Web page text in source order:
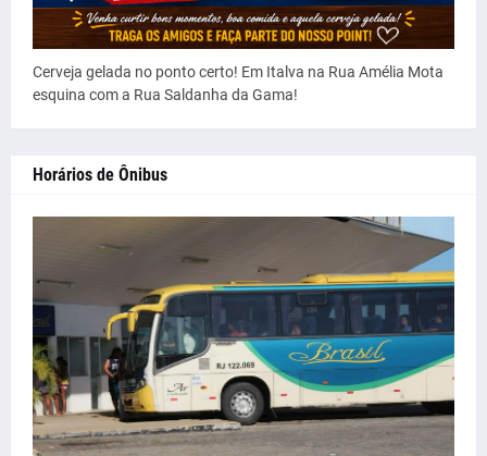
Cerveja gelada no ponto certo! Em Italva na Rua Amélia Mota
esquina com a Rua Saldanha da Gama!
Horários de Ônibus